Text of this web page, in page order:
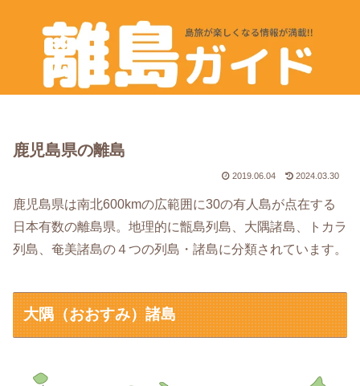
鹿児島県の離島
2019.06.04 2024.03.30
鹿児島県は南北600kmの広範囲に30の有人島が点在する
日本有数の離島県。地理的に甑島列島、大隅諸島、トカラ
列島、奄美諸島の４つの列島・諸島に分類されています。
大隅（おおすみ）諸島